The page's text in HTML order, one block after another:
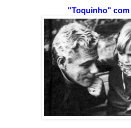
"Toquinho"